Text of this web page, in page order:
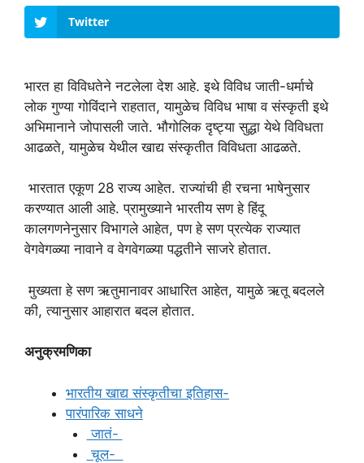
Twitter
भारत हा विविधतेने नटलेला देश आहे. इथे विविध जाती-धर्माचे
लोक गुण्या गोविंदाने राहतात, यामुळेच विविध भाषा व संस्कृती इथे
अभिमानाने जोपासली जाते. भौगोलिक दृष्ट्या सुद्धा येथे विविधता
आढळते, यामुळेच येथील खाद्य संस्कृतीत विविधता आढळते.
भारतात एकूण 28 राज्य आहेत. राज्यांची ही रचना भाषेनुसार
करण्यात आली आहे. प्रामुख्याने भारतीय सण हे हिंदू
कालगणनेनुसार विभागले आहेत, पण हे सण प्रत्येक राज्यात
वेगवेगळ्या नावाने व वेगवेगळ्या पद्धतीने साजरे होतात.
मुख्यता हे सण ऋतुमानावर आधारित आहेत, यामुळे ऋतू बदलले
की, त्यानुसार आहारात बदल होतात.
अनुक्रमणिका
भारतीय खाद्य संस्कृतीचा इतिहास-
पारंपारिक साधने
जातं-
चूल-